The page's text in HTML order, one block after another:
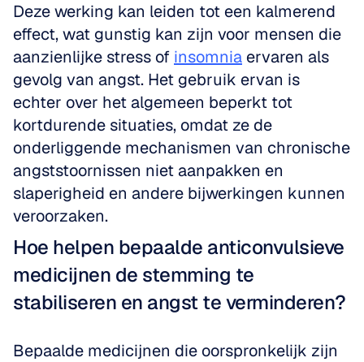
Deze werking kan leiden tot een kalmerend
effect, wat gunstig kan zijn voor mensen die
aanzienlijke stress of insomnia ervaren als
gevolg van angst. Het gebruik ervan is
echter over het algemeen beperkt tot
kortdurende situaties, omdat ze de
onderliggende mechanismen van chronische
angststoornissen niet aanpakken en
slaperigheid en andere bijwerkingen kunnen
veroorzaken.
Hoe helpen bepaalde anticonvulsieve
medicijnen de stemming te
stabiliseren en angst te verminderen?
Bepaalde medicijnen die oorspronkelijk zijn